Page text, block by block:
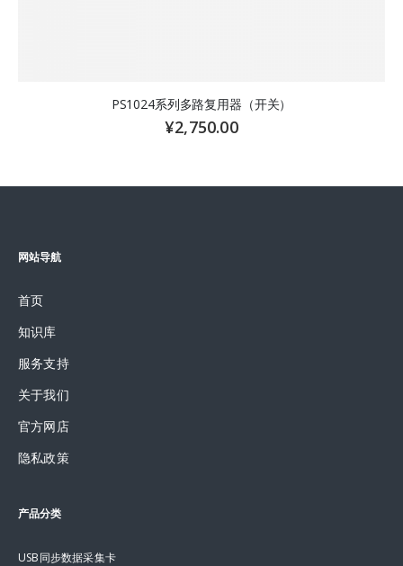
PS1024系列多路复用器（开关）
¥2,750.00
网站导航
首页
知识库
服务支持
关于我们
官方网店
隐私政策
产品分类
USB同步数据采集卡